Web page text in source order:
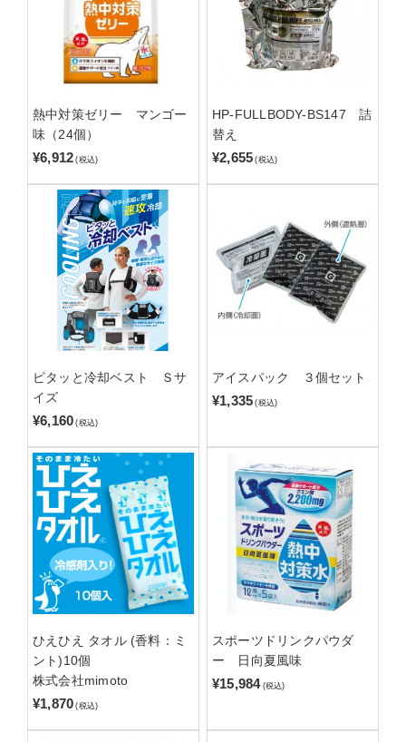
熱中対策ゼリー マンゴー
味（24個）
¥6,912 (税込)
HP-FULLBODY-BS147 詰
替え
¥2,655 (税込)
ピタッと冷却ベスト Ｓサ
イズ
¥6,160 (税込)
アイスパック ３個セット
¥1,335 (税込)
ひえひえ タオル (香料：ミ
ント)10個
株式会社mimoto
¥1,870 (税込)
スポーツドリンクパウダ
ー 日向夏風味
¥15,984 (税込)